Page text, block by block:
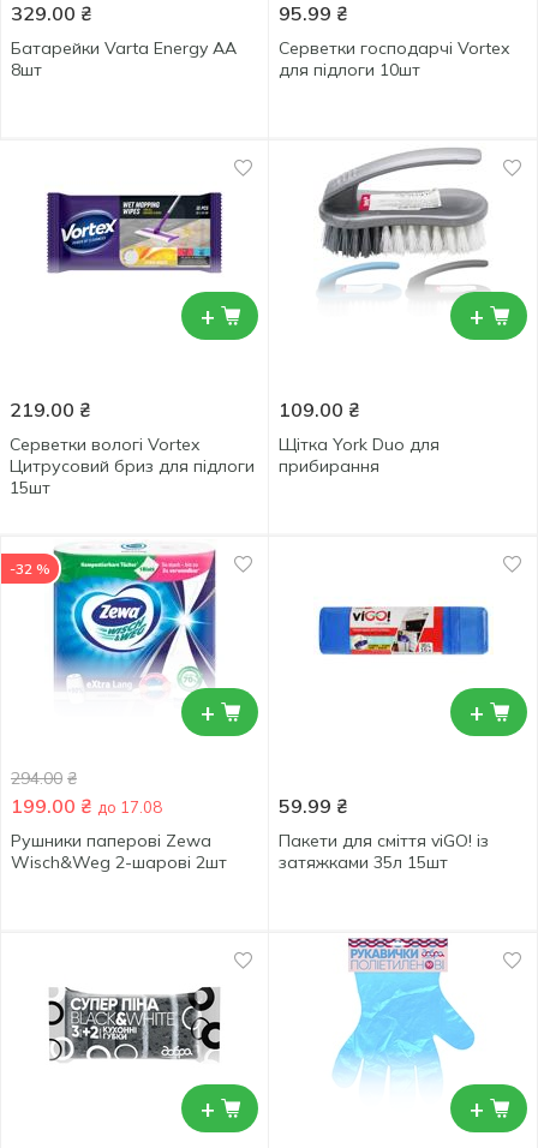
329.00 ₴
Батарейки Varta Energy AA
8шт
95.99 ₴
Серветки господарчі Vortex
для підлоги 10шт
+
219.00 ₴
Серветки вологі Vortex
Цитрусовий бриз для підлоги
15шт
+
109.00 ₴
Щiтка York Duo для
прибирання
+
-32 %
294.00 ₴
199.00 ₴ до 17.08
Рушники паперові Zewa
Wisch&Weg 2-шарові 2шт
+
59.99 ₴
Пакети для сміття viGO! із
затяжками 35л 15шт
+ +